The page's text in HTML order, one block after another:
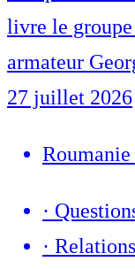
livre le groupe
armateur
27 juillet 2026
Roumanie
·
·